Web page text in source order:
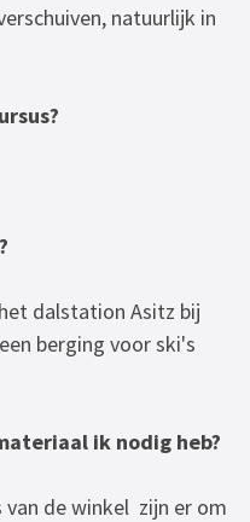
natuurlijk in
dalstation Asitz bij
berging voor ski's
ik nodig heb?
de winkel zijn er om